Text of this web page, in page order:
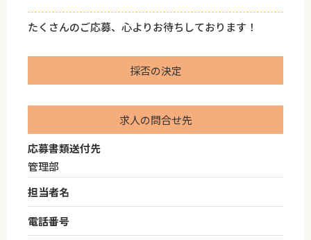
たくさんのご応募、心よりお待ちしております！
採否の決定
求人の問合せ先
応募書類送付先
管理部
担当者名
電話番号